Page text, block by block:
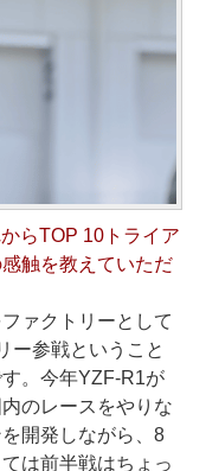
らTOP 10トライア
触を教えていただ
ァクトリーとして
ー参戦ということ
。今年YZF-R1が
のレースをやりな
開発しながら、8
は前半戦はちょっ